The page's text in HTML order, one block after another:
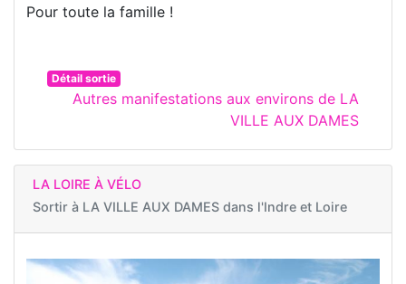
Pour toute la famille !
Détail sortie
Autres manifestations aux environs de LA
VILLE AUX DAMES
LA LOIRE À VÉLO
Sortir à LA VILLE AUX DAMES dans l'Indre et Loire